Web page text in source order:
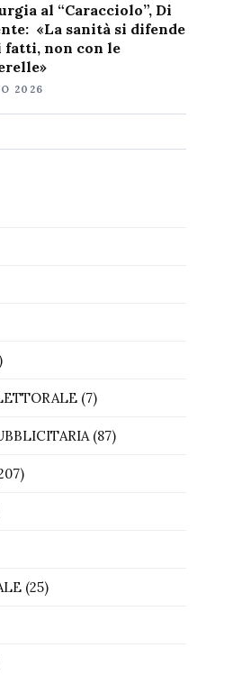
al “Caracciolo”, Di
«La sanità si difende
fatti, non con le
2026
(7)
(87)
(25)